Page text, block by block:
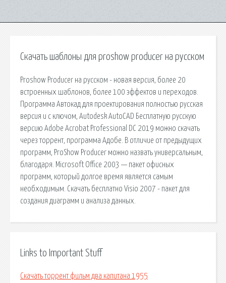
Скачать шаблоны для proshow producer на русском
Proshow Producer на русском - новая версия, более 20
встроенных шаблонов, более 100 эффектов и переходов.
Программа Автокад для проектирования полностью русская
версия и с ключом, Autodesk AutoCAD Бесплатную русскую
версию Adobe Acrobat Professional DC 2019 можно скачать
через торрент, программа Адобе. В отличие от предыдущих
программ, ProShow Producer можно назвать универсальным,
благодаря. Microsoft Office 2003 — пакет офисных
программ, который долгое время является самым
необходимым. Скачать бесплатно Visio 2007 - пакет для
создания диаграмм и анализа данных.
Links to Important Stuff
Скачать торрент фильм два капитана 1955